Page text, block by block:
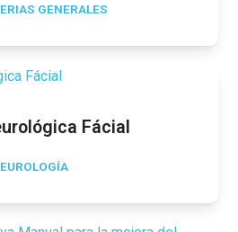
GENERALES
Fácial